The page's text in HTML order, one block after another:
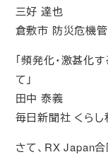
三好 達也
倉敷市 防災危機
「頻発化・激甚化
て」
田中 泰義
毎日新聞社 くら
さて、RX Japan